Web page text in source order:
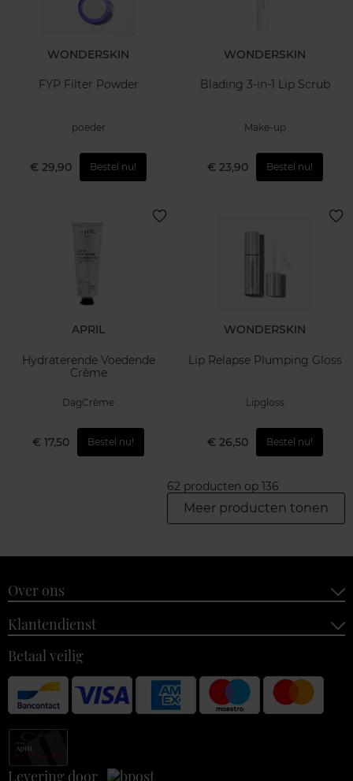
WONDERSKIN
FYP Filter Powder
poeder
€ 29,90 Bestel nu!
WONDERSKIN
Blading 3-in-1 Lip Scrub
Make-up
€ 23,90 Bestel nu!
APRIL
Hydraterende Voedende
Crème
DagCrème
€ 17,50 Bestel nu!
WONDERSKIN
Lip Relapse Plumping Gloss
Lipgloss
€ 26,50 Bestel nu!
62 producten op 136
Meer producten tonen
Over ons
Klantendienst
Betaal veilig
Levering door